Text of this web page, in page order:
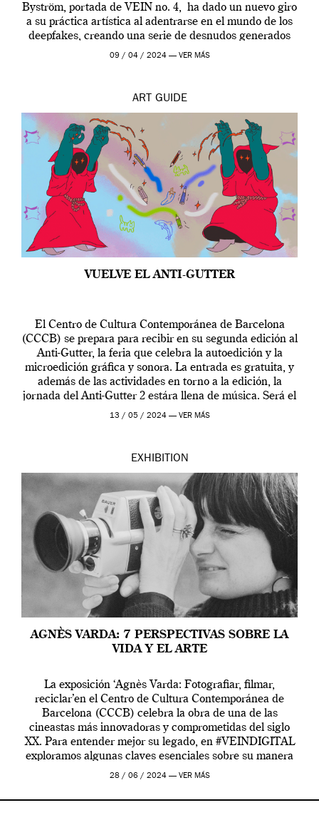
Byström, portada de VEIN no. 4, ha dado un nuevo giro
a su práctica artística al adentrarse en el mundo de los
deepfakes, creando una serie de desnudos generados
por […]
09 / 04 / 2024 — VER MÁS
ART GUIDE
VUELVE EL ANTI-GUTTER
El Centro de Cultura Contemporánea de Barcelona
(CCCB) se prepara para recibir en su segunda edición al
Anti-Gutter, la feria que celebra la autoedición y la
microedición gráfica y sonora. La entrada es gratuita, y
además de las actividades en torno a la edición, la
jornada del Anti-Gutter 2 estára llena de música. Será el
[…]
13 / 05 / 2024 — VER MÁS
EXHIBITION
AGNÈS VARDA: 7 PERSPECTIVAS SOBRE LA
VIDA Y EL ARTE
La exposición ‘Agnès Varda: Fotografiar, filmar,
reciclar’en el Centro de Cultura Contemporánea de
Barcelona (CCCB) celebra la obra de una de las
cineastas más innovadoras y comprometidas del siglo
XX. Para entender mejor su legado, en #VEINDIGITAL
exploramos algunas claves esenciales sobre su manera
de entender la vida, el cine y el arte contemporáneo.
28 / 06 / 2024 — VER MÁS